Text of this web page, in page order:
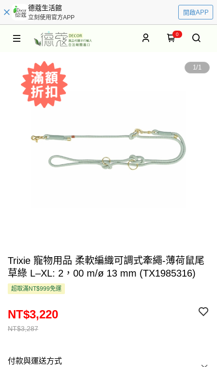
德蔻生活館
立刻使用官方APP
開啟APP
0
1/1
Trixie 寵物用品 柔軟編織可調式牽繩-薄荷鼠尾
草綠 L–XL: 2，00 m/ø 13 mm (TX1985316)
超取滿NT$999免運
NT$3,287
NT$3,220
付款與運送方式